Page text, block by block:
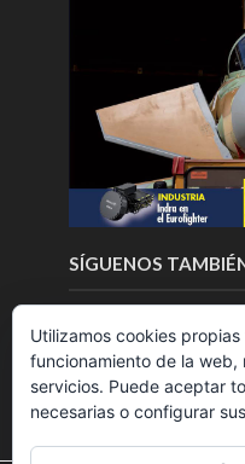
SÍGUENOS
Utilizamos cookies
funcionamiento de la web,
servicios. Puede aceptar
necesarias o configurar